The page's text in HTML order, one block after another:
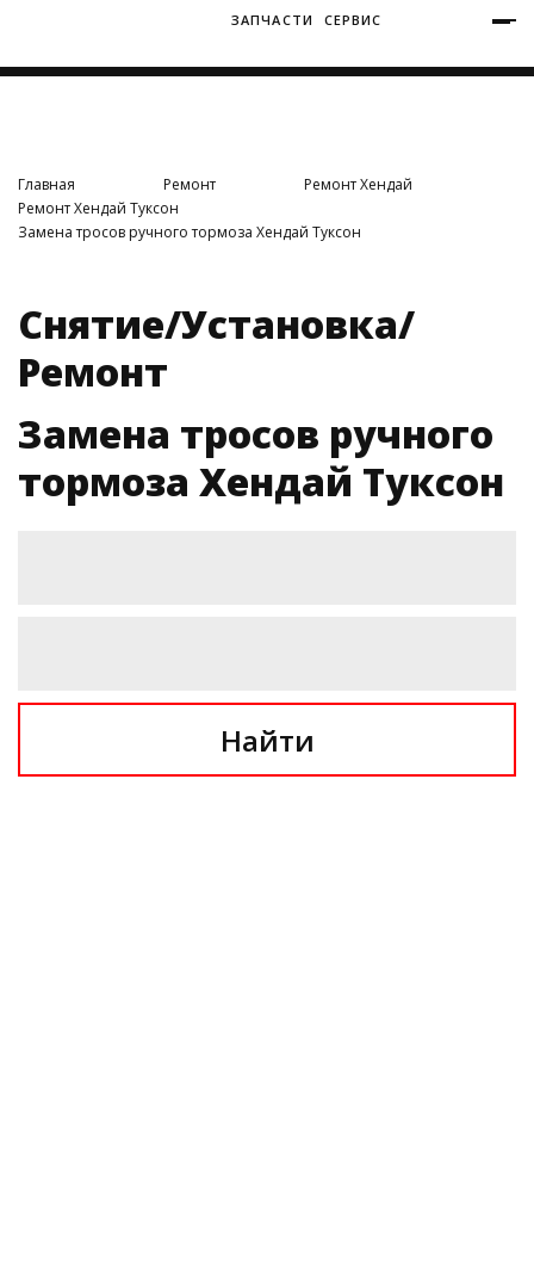
ЗАПЧАСТИ СЕРВИС
Главная Ремонт
Ремонт Хендай
Ремонт Хендай Туксон
Замена тросов ручного тормоза Хендай Туксон
Снятие/Установка/
Ремонт
Замена тросов ручного
тормоза Хендай Туксон
Найти